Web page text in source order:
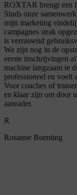
ROXTAR brengt een
Sinds onze
mijn marketing
campagnes strak
is verrassend
We zijn nog in de
eerste inschrijvingen
machine langzaam te
professioneel en voelt
Voor coaches of
en klaar zijn om door
aanrader.
R
Rosanne Buenting